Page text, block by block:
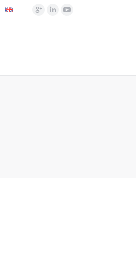
Google+
LinkedinYouTube